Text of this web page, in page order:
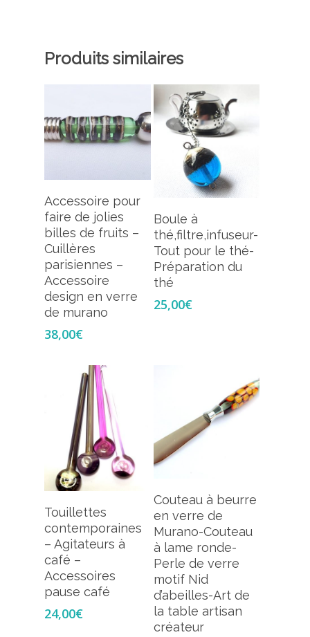
Produits similaires
Ajouter Au
Panier
Accessoire pour
faire de jolies
billes de fruits –
Cuillères
parisiennes –
Accessoire
design en verre
de murano
38,00€
Ajouter Au
Panier
Boule à
thé,filtre,infuseur-
Tout pour le thé-
Préparation du
thé
25,00€
Ajouter Au
Touillettes
contemporaines
– Agitateurs à
café –
Accessoires
pause café
24,00€
Ajouter Au
Panier
Couteau à beurre
en verre de
Murano-Couteau
à lame ronde-
Perle de verre
motif Nid
d’abeilles-Art de
la table artisan
créateur